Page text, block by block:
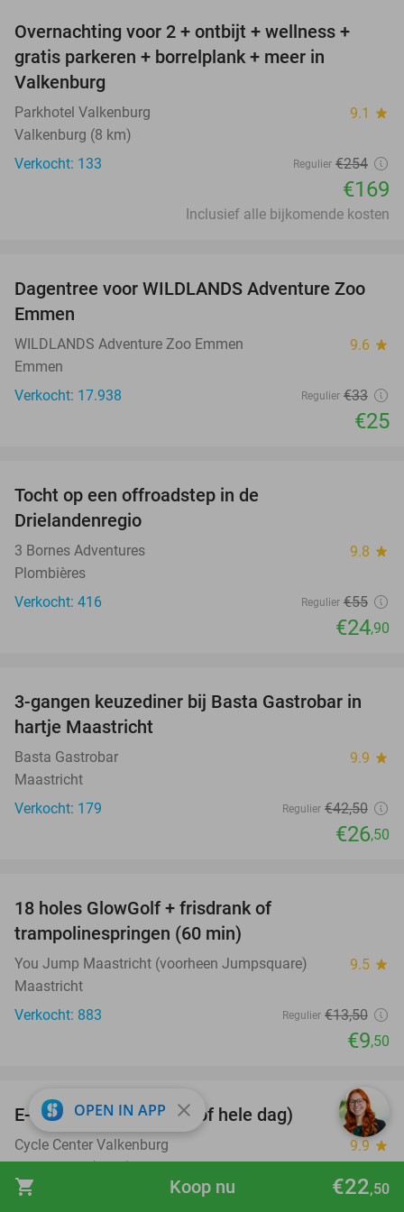
shopping_cart €22,50
Koop nu
33%
Overnachting voor 2 + ontbijt + wellness +
gratis parkeren + borrelplank + meer in
Valkenburg
Parkhotel Valkenburg 9.1 star
Valkenburg (8 km)
Verkocht: 133
Regulier €254
€169
Inclusief alle bijkomende kosten
24%
Dagentree voor WILDLANDS Adventure Zoo
Emmen
WILDLANDS Adventure Zoo Emmen 9.6 star
Emmen
Verkocht: 17.938
Regulier €33
€25
Tocht op een offroadstep in de
Drielandenregio
3 Bornes Adventures 9.8 star
Plombières
Verkocht: 416
Regulier €55
€24,90
38%
3-gangen keuzediner bij Basta Gastrobar in
hartje Maastricht
Basta Gastrobar 9.9 star
Maastricht
Verkocht: 179
Regulier €42,50
€26,50
18 holes GlowGolf + frisdrank of
trampolinespringen (60 min)
You Jump Maastricht (voorheen Jumpsquare) 9.5 star
Maastricht
Verkocht: 883
Regulier €13,50
€9,50
37%
E-scooter huren (3 uur of hele dag)
Cycle Center Valkenburg 9.9 star
Valkenburg (7 km)
Verkocht: 313
Regulier €39
OPEN IN APP close